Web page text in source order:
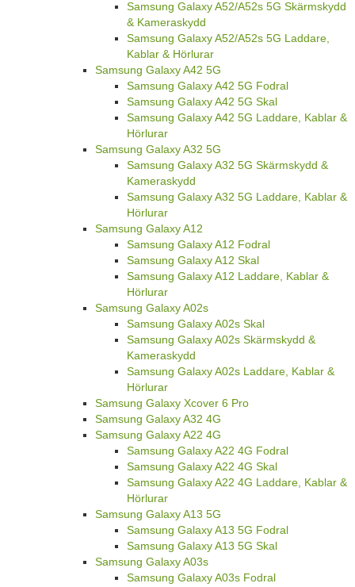
Samsung Galaxy A52/A52s 5G Skärmskydd
& Kameraskydd
Samsung Galaxy A52/A52s 5G Laddare,
Kablar & Hörlurar
Samsung Galaxy A42 5G
Samsung Galaxy A42 5G Fodral
Samsung Galaxy A42 5G Skal
Samsung Galaxy A42 5G Laddare, Kablar &
Hörlurar
Samsung Galaxy A32 5G
Samsung Galaxy A32 5G Skärmskydd &
Kameraskydd
Samsung Galaxy A32 5G Laddare, Kablar &
Hörlurar
Samsung Galaxy A12
Samsung Galaxy A12 Fodral
Samsung Galaxy A12 Skal
Samsung Galaxy A12 Laddare, Kablar &
Hörlurar
Samsung Galaxy A02s
Samsung Galaxy A02s Skal
Samsung Galaxy A02s Skärmskydd &
Kameraskydd
Samsung Galaxy A02s Laddare, Kablar &
Hörlurar
Samsung Galaxy Xcover 6 Pro
Samsung Galaxy A32 4G
Samsung Galaxy A22 4G
Samsung Galaxy A22 4G Fodral
Samsung Galaxy A22 4G Skal
Samsung Galaxy A22 4G Laddare, Kablar &
Hörlurar
Samsung Galaxy A13 5G
Samsung Galaxy A13 5G Fodral
Samsung Galaxy A13 5G Skal
Samsung Galaxy A03s
Samsung Galaxy A03s Fodral